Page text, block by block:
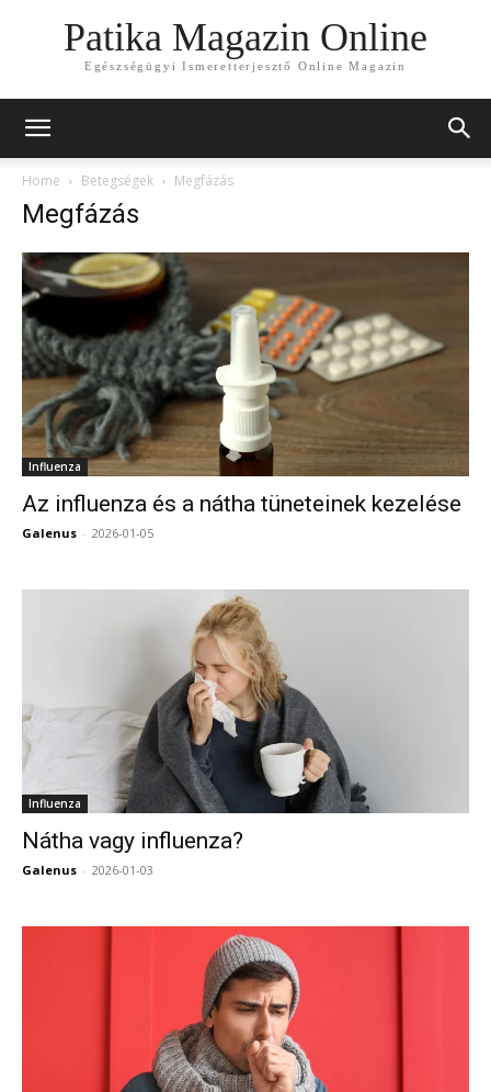
Patika Magazin Online
Egészségügyi Ismeretterjesztő Online Magazin
Home Betegségek Megfázás
Megfázás
Influenza
Az influenza és a nátha tüneteinek kezelése
Galenus - 2026-01-05
Influenza
Nátha vagy influenza?
Galenus - 2026-01-03